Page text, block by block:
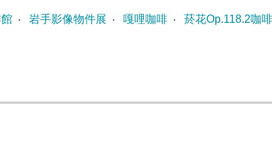
‧ 岩手影像物件展 ‧ 嘎哩咖啡 ‧ 菸花Op.118.2咖啡